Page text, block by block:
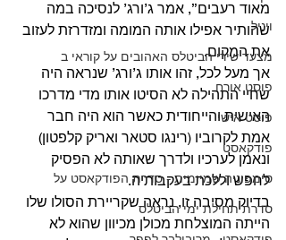
ויניל
מצעד שירי הביטלס האהובים על קוראי ב
פוסט אורח
פוסט אישי
פודקאסט
סימפוניה שמיימית - סדרת הפודקאסט על
סדרת תחילת ימי הביטלס
מאוד רעבים”, אמר ג’ורג’ לנסיכה במה
שהותיר אפילו אותה המומה ומזדרזת לעזוב
את המקום.
אך מעל לכל, זהו אותו ג’ורג’ שנראה היה
שחיי התהילה לא הסיטו אותו מדי מדרכו
האישית והייחודית כאשר הוא היה חבר
אמת לקרוביו (רינגו סטאר ואריק קלפטון)
ונאמן לערכיו ולדרך שאותה לא הפסיק
לחפש וללכת בעקבותיה.
בדיוק מסיבה זו, נראה שקריירת הסולו שלו
הייתה המוצלחת מכולן מכיוון שהוא לא